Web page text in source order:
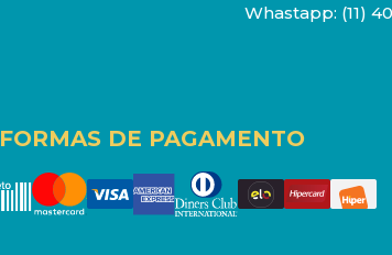
Whastapp: (11)
FORMAS DE PAGAMENTO